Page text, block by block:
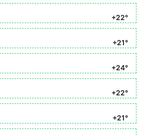
+22°
+21°
+24°
+22°
+21°